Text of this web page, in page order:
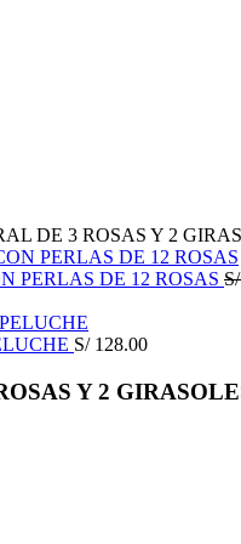
DE 3 ROSAS Y 2
PERLAS DE 12 ROSAS S/
S/128.00
Y 2